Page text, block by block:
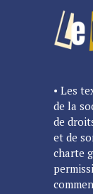
• Les
de la
de
et de
charte